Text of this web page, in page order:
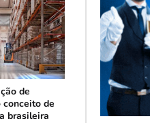
de
conceito de
brasileira